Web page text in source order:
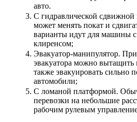
авто.
С гидравлической сдвижной
может менять покат и
варианты идут для машины
клиренсом;
Эвакуатор-манипулятор.
эвакуатора можно
также эвакуировать сильно
автомобили;
С ломаной платформой.
перевозки на небольшие
рабочим рулевым